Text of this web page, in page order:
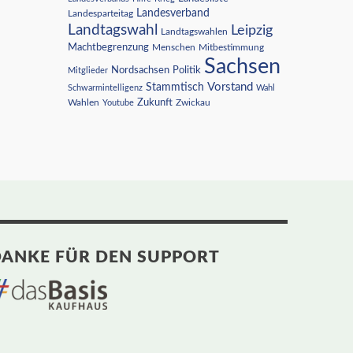
Landesparteitag Landesverband
Landtagswahl Landtagswahlen Leipzig
Machtbegrenzung Menschen Mitbestimmung
Mitglieder Nordsachsen Politik Sachsen
Schwarmintelligenz Stammtisch Vorstand Wahl
Wahlen Youtube Zukunft Zwickau
FÜR DEN SUPPORT